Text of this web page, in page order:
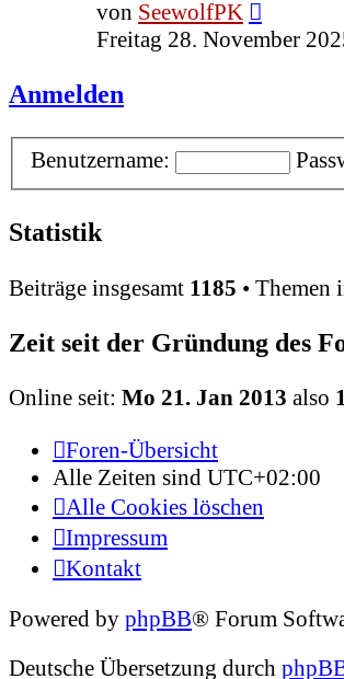
von SeewolfPK
Beitrag
Freitag 28. November
Anmelden
Benutzername:
Statistik
Beiträge insgesamt 1185 • Themen
Zeit seit der Gründung des
Online seit: Mo 21. Jan 2013 also
Foren-Übersicht
Alle Zeiten sind UTC+02:00
Alle Cookies löschen
Impressum
Kontakt
Powered by phpBB® Forum
Deutsche Übersetzung durch